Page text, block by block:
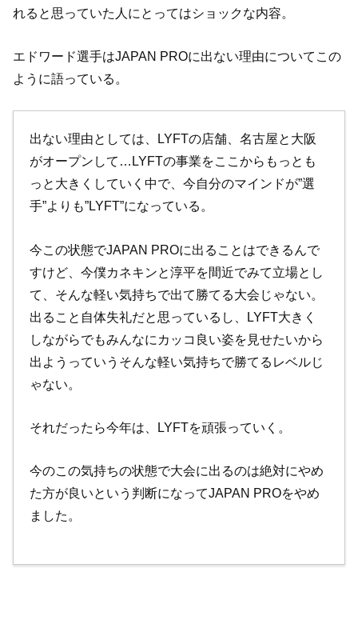
れると思っていた人にとってはショックな内容。
エドワード選手はJAPAN PROに出ない理由についてこの
ように語っている。
出ない理由としては、LYFTの店舗、名古屋と大阪
がオープンして…LYFTの事業をここからもっとも
っと大きくしていく中で、今自分のマインドが”選
手”よりも”LYFT”になっている。
今この状態でJAPAN PROに出ることはできるんで
すけど、今僕カネキンと淳平を間近でみて立場とし
て、そんな軽い気持ちで出て勝てる大会じゃない。
出ること自体失礼だと思っているし、LYFT大きく
しながらでもみんなにカッコ良い姿を見せたいから
出ようっていうそんな軽い気持ちで勝てるレベルじ
ゃない。
それだったら今年は、LYFTを頑張っていく。
今のこの気持ちの状態で大会に出るのは絶対にやめ
た方が良いという判断になってJAPAN PROをやめ
ました。